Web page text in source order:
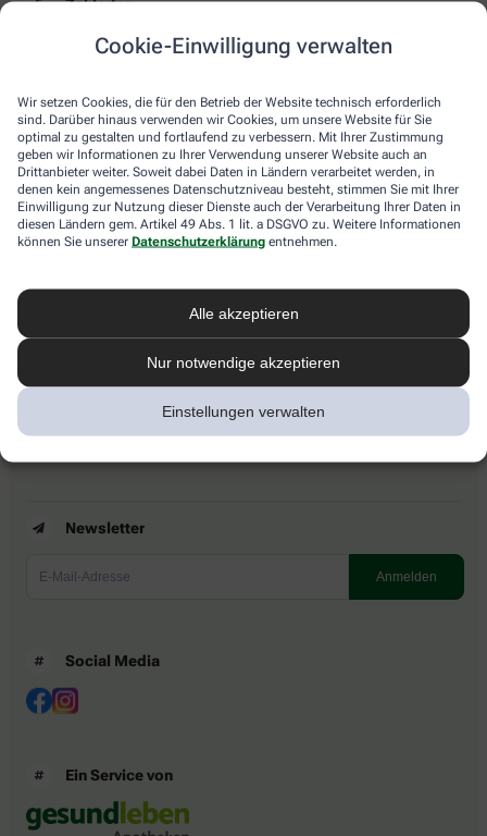
Cookie-Einwilligung verwalten
Wir setzen Cookies, die für den Betrieb der Website technisch erforderlich
sind. Darüber hinaus verwenden wir Cookies, um unsere Website für Sie
optimal zu gestalten und fortlaufend zu verbessern. Mit Ihrer Zustimmung
geben wir Informationen zu Ihrer Verwendung unserer Website auch an
Drittanbieter weiter. Soweit dabei Daten in Ländern verarbeitet werden, in
denen kein angemessenes Datenschutzniveau besteht, stimmen Sie mit Ihrer
Einwilligung zur Nutzung dieser Dienste auch der Verarbeitung Ihrer Daten in
diesen Ländern gem. Artikel 49 Abs. 1 lit. a DSGVO zu. Weitere Informationen
können Sie unserer Datenschutzerklärung entnehmen.
Alle akzeptieren
Nur notwendige akzeptieren
Einstellungen verwalten
Zahlarten
Bar oder mit einer anderen akzeptierten Zahlungsart Ihrer Apotheke vor Ort.
Lieferarten
Abholung in der Apotheke
Botendienstlieferung
apotheke.com Informationen
Newsletter
Barrierefreiheitserklärung
Newsletter
Social Media
Ein Service von